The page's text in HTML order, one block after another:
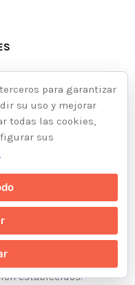
de Competencias y
de la Clínica:
objetivos y cómo
establecidos.
para garantizar
su uso y mejorar
todas las cookies,
sus